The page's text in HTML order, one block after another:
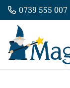
0739 555 007